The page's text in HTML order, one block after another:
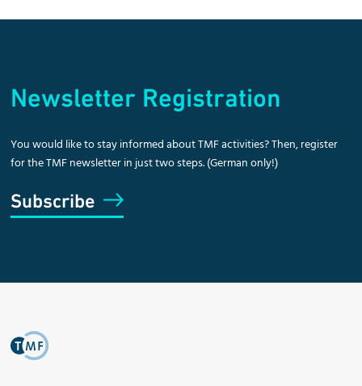
Newsletter Registration
You would like to stay informed about TMF activities? Then, register
for the TMF newsletter in just two steps. (German only!)
Subscribe